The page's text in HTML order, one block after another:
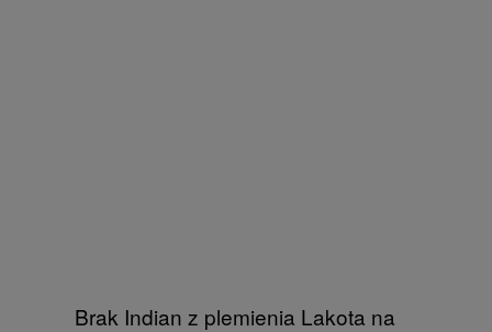
Brak Indian z plemienia Lakota na